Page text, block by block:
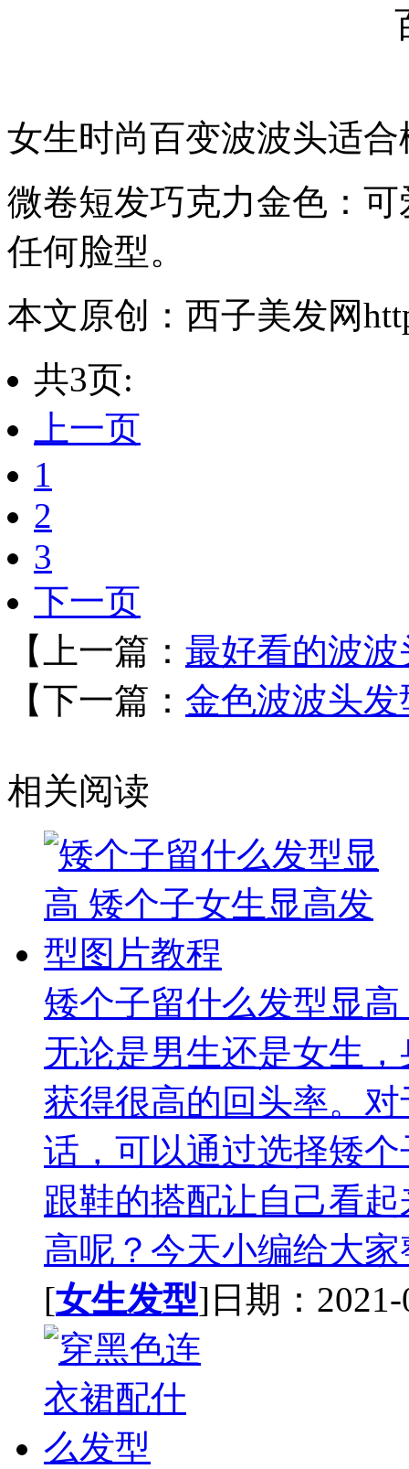
女生时尚百变波波头适
微卷短发巧克力金色：
任何脸型。
本文原创：西子美发网
共3页:
上一页
1
2
3
下一页
【上一篇： 最好看的波波
【下一篇： 金色波波头
相关阅读
矮个子留什么发型显
无论是男生还是女生
获得很高的回头率。
话，可以通过选择矮
跟鞋的搭配让自己看
高呢？今天小编给大
[女生发型]日期：2021-